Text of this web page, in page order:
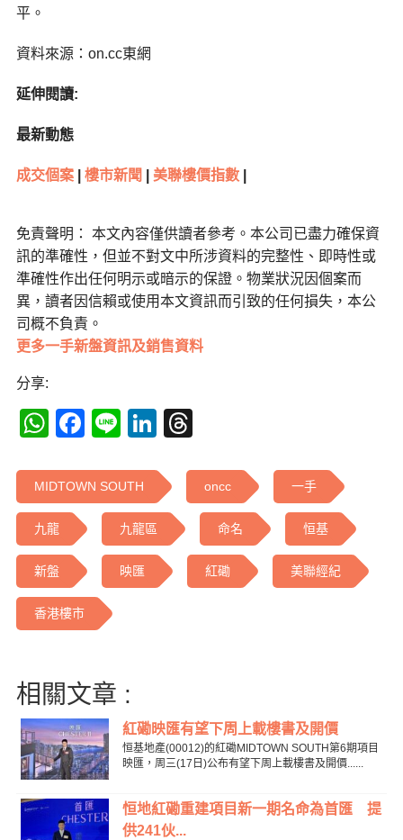
平。
資料來源：on.cc東網
延伸閱讀:
最新動態
成交個案| 樓市新聞 美聯樓價指數|
免責聲明： 本文內容僅供讀者參考。本公司已盡力確保資
訊的準確性，但並不對文中所涉資料的完整性、即時性或
準確性作出任何明示或暗示的保證。物業狀況因個案而
異，讀者因信賴或使用本文資訊而引致的任何損失，本公
司概不負責。
更多一手新盤資訊及銷售資料
分享:
WhatsApp
Facebook
LineLinkedIn
MIDTOWN SOUTH oncc 一手
九龍 九龍區 命名 恒基
新盤 映匯 紅磡 美聯經紀
香港樓市
相關文章 :
紅磡映匯有望下周上載樓書及開價
恒基地產(00012)的紅磡MIDTOWN SOUTH第6期項目
映匯，周三(17日)公布有望下周上載樓書及開價......
恒地紅磡重建項目新一期名命為首匯 提
供241伙...